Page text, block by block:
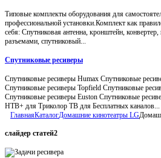
Типовые комплекты оборудования для
профессиональной установки.Комплект как
себя: Спутниковая антенна, кронштейн, конвертер,
разъемами, спутниковый...
Спутниковые ресиверы
Спутниковые ресиверы Humax Спутниковые
Спутниковые ресиверы Topfield Спутниковые
Спутниковые ресиверы Euston Спутниковые
НТВ+ для Триколор ТВ для Бесплатных каналов...
ГлавнаяКаталогДомашние кинотеатры LG
слайдер статей2